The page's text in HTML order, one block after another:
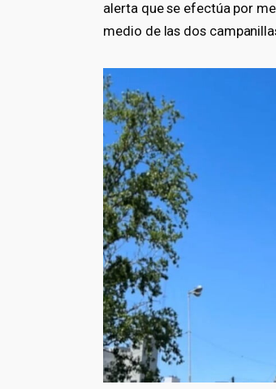
alerta que se efectúa por
medio de las dos